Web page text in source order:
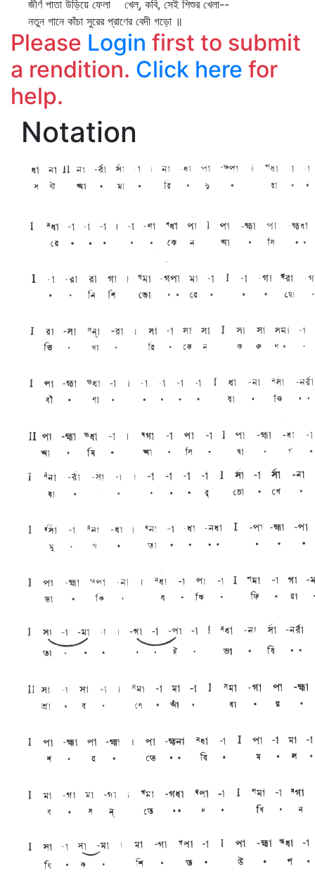
জীর্ণ পাতা উড়িয়ে ফেলা খেল্‌, কবি, সেই শিশুর খেলা--
নতুন গানে কাঁচা সুরের প্রাণের বেদী গড়ো ॥
Please Login first to submit
a rendition. Click here for
help.
Notation